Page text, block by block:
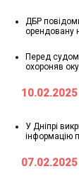
ДБР
орендовану
Перед судом
охороняв
10.02.2025
У Дніпрі
інформацію
07.02.2025